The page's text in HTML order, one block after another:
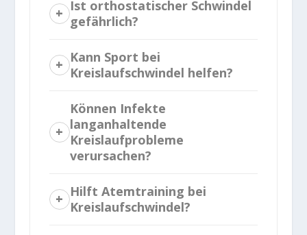
Ist orthostatischer Schwindel
gefährlich?
Kann Sport bei
Kreislaufschwindel helfen?
Können Infekte
langanhaltende
Kreislaufprobleme
verursachen?
Hilft Atemtraining bei
Kreislaufschwindel?